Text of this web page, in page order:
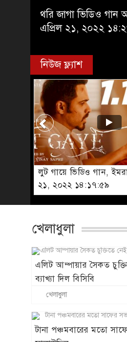
থরি জাগা ভিডিও গান
এপ্রিল ২১, ২০২২
নিউজ ফ্ল্যাশ
লুট গায়ে ভিডিও গান,
২১, ২০২২ ১৪:১৭:৫৯
খেলাধুলা
এলিট আম্পায়ার সৈকত
ব্যাখ্যা দিল বিসিবি
খেলাধুলা
টানা পঞ্চমবারের মতো